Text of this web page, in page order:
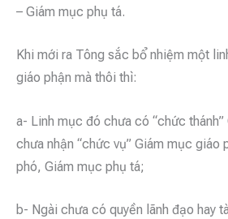
– Giám mục phụ tá.
Khi mới ra Tông sắc bổ nhiệm một
giáo phận mà thôi thì:
a- Linh mục đó chưa có “chức
chưa nhận “chức vụ” Giám mục giáo
phó, Giám mục phụ tá;
b- Ngài chưa có quyền lãnh đạo hay